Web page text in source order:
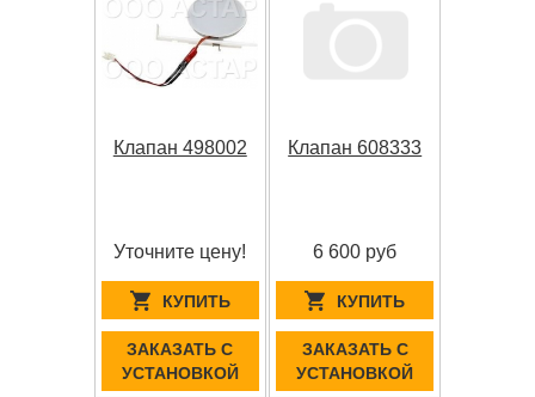
Клапан 498002
Уточните цену!
КУПИТЬ
ЗАКАЗАТЬ С
УСТАНОВКОЙ
Клапан 608333
6 600 руб
КУПИТЬ
ЗАКАЗАТЬ С
УСТАНОВКОЙ